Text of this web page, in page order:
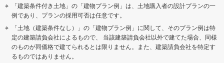
「建築条件付き土地」の「建物プラン例」は、土地購入者の設計プランの一
例であり、プランの採用可否は任意です。
「土地（建築条件なし）」の「建物プラン例」に関して、そのプラン例は特
定の建築請負会社によるもので、 当該建築請負会社以外で建てた場合、同様
のものが同価格で建てられるとは限りません。また、建築請負会社を特定す
るものではありません。